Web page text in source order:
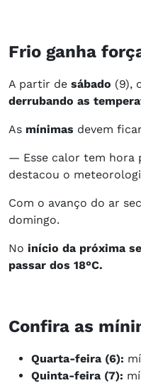
Frio ganha
A partir de sábado (9),
derrubando as
As mínimas devem
— Esse calor tem hora
destacou o
Com o avanço do ar
domingo.
No início da próxima
passar dos 18°C.
Confira as
Quarta-feira (6):
Quinta-feira (7):